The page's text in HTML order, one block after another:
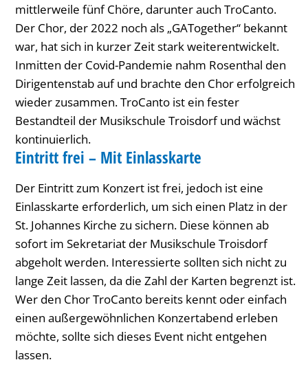
mittlerweile fünf Chöre, darunter auch TroCanto.
Der Chor, der 2022 noch als „GATogether“ bekannt
war, hat sich in kurzer Zeit stark weiterentwickelt.
Inmitten der Covid-Pandemie nahm Rosenthal den
Dirigentenstab auf und brachte den Chor erfolgreich
wieder zusammen. TroCanto ist ein fester
Bestandteil der Musikschule Troisdorf und wächst
kontinuierlich.
Eintritt frei – Mit Einlasskarte
Der Eintritt zum Konzert ist frei, jedoch ist eine
Einlasskarte erforderlich, um sich einen Platz in der
St. Johannes Kirche zu sichern. Diese können ab
sofort im Sekretariat der Musikschule Troisdorf
abgeholt werden. Interessierte sollten sich nicht zu
lange Zeit lassen, da die Zahl der Karten begrenzt ist.
Wer den Chor TroCanto bereits kennt oder einfach
einen außergewöhnlichen Konzertabend erleben
möchte, sollte sich dieses Event nicht entgehen
lassen.